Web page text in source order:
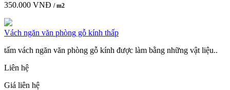
350.000 VNĐ / m2
Vách ngăn văn phòng gỗ kính thấp
tấm vách ngăn văn phòng gỗ kính được làm bằng những vật liệu..
Liên hệ
Giá liên hệ